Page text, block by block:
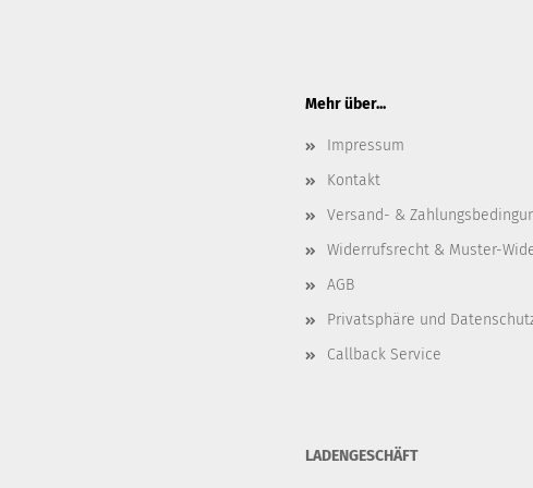
Mehr über...
Impressum
Kontakt
Versand- &
Widerrufsrecht & Muster-
AGB
Privatsphäre und
Callback Service
LADENGESCHÄFT